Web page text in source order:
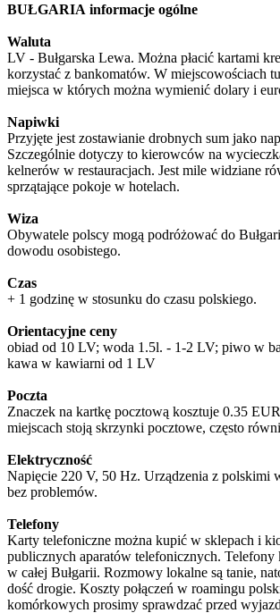
BUŁGARIA informacje ogólne
Waluta
LV - Bułgarska Lewa. Można płacić kartami
korzystać z bankomatów. W miejscowościach
miejsca w których można wymienić dolary i
Napiwki
Przyjęte jest zostawianie drobnych sum jako
Szczególnie dotyczy to kierowców na
kelnerów w restauracjach. Jest mile widziane
sprzątające pokoje w hotelach.
Wiza
Obywatele polscy mogą podróżować do
dowodu osobistego.
Czas
+ 1 godzinę w stosunku do czasu polskiego.
Orientacyjne ceny
obiad od 10 LV; woda 1.5l. - 1-2 LV; piwo w
kawa w kawiarni od 1 LV
Poczta
Znaczek na kartkę pocztową kosztuje 0.35
miejscach stoją skrzynki pocztowe, często
Elektryczność
Napięcie 220 V, 50 Hz. Urządzenia z polskimi
bez problemów.
Telefony
Karty telefoniczne można kupić w sklepach i
publicznych aparatów telefonicznych. Telefony
w całej Bułgarii. Rozmowy lokalne są tanie,
dość drogie. Koszty połączeń w roamingu
komórkowych prosimy sprawdzać przed